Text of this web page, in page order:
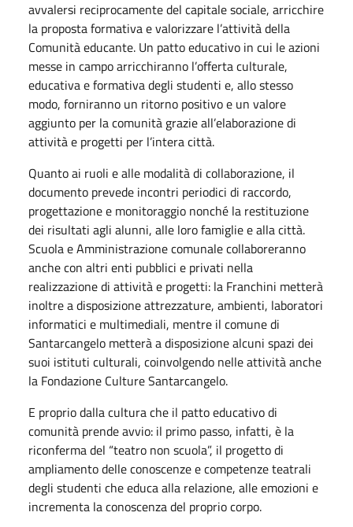
avvalersi reciprocamente del capitale sociale, arricchire
la proposta formativa e valorizzare l’attività della
Comunità educante. Un patto educativo in cui le azioni
messe in campo arricchiranno l’offerta culturale,
educativa e formativa degli studenti e, allo stesso
modo, forniranno un ritorno positivo e un valore
aggiunto per la comunità grazie all’elaborazione di
attività e progetti per l’intera città.
Quanto ai ruoli e alle modalità di collaborazione, il
documento prevede incontri periodici di raccordo,
progettazione e monitoraggio nonché la restituzione
dei risultati agli alunni, alle loro famiglie e alla città.
Scuola e Amministrazione comunale collaboreranno
anche con altri enti pubblici e privati nella
realizzazione di attività e progetti: la Franchini metterà
inoltre a disposizione attrezzature, ambienti, laboratori
informatici e multimediali, mentre il comune di
Santarcangelo metterà a disposizione alcuni spazi dei
suoi istituti culturali, coinvolgendo nelle attività anche
la Fondazione Culture Santarcangelo.
E proprio dalla cultura che il patto educativo di
comunità prende avvio: il primo passo, infatti, è la
riconferma del “teatro non scuola”, il progetto di
ampliamento delle conoscenze e competenze teatrali
degli studenti che educa alla relazione, alle emozioni e
incrementa la conoscenza del proprio corpo.